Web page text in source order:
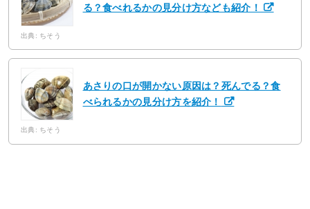
る？食べれるかの見分け方なども紹介！
出典: ちそう
あさりの口が開かない原因は？死んでる？食
べられるかの見分け方を紹介！
出典: ちそう